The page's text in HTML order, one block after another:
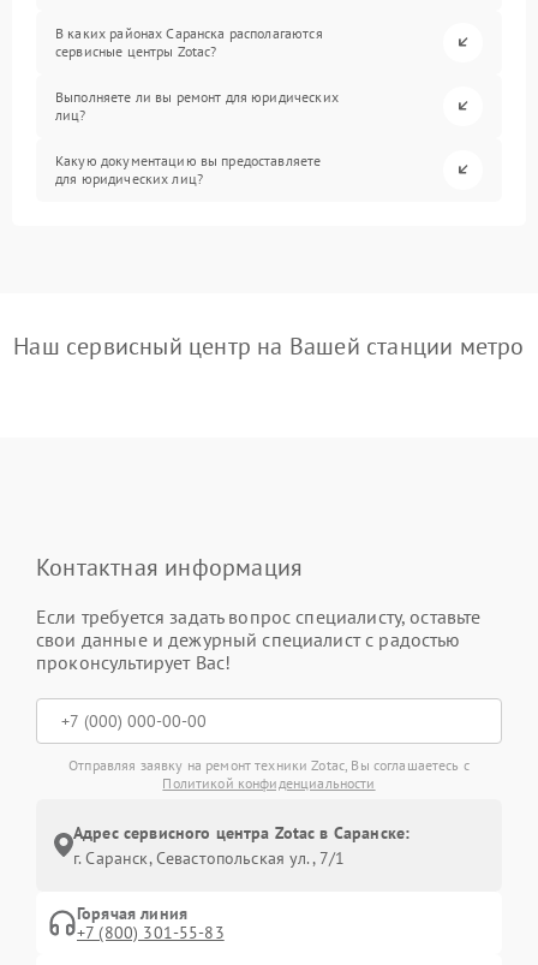
В каких районах Саранска располагаются
сервисные центры Zotac?
Выполняете ли вы ремонт для юридических
лиц?
Какую документацию вы предоставляете
для юридических лиц?
Наш сервисный центр на Вашей станции метро
Контактная информация
Если требуется задать вопрос специалисту, оставьте
свои данные и дежурный специалист с радостью
проконсультирует Вас!
Отправляя заявку на ремонт техники Zotac, Вы соглашаетесь с
Политикой конфиденциальности
Адрес сервисного центра Zotac в Саранске:
г. Саранск, Севастопольская ул., 7/1
Горячая линия
+7 (800) 301-55-83